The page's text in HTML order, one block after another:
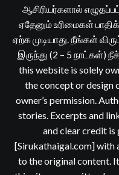
ஆசிரியர்களால்
ஏதேனும் உரிமைகள்
ஏற்க முடியாது. நீங்கள்
இருந்து (2 – 5 நாட்கள்)
this website is solely
the concept or design
owner’s permission.
stories. Excerpts and
and clear credit
[Sirukathaigal.com] with
to the original content.